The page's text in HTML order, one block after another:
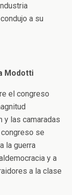
a su
Modotti
el congreso
y las camaradas
se
la guerra
y a
a la clase